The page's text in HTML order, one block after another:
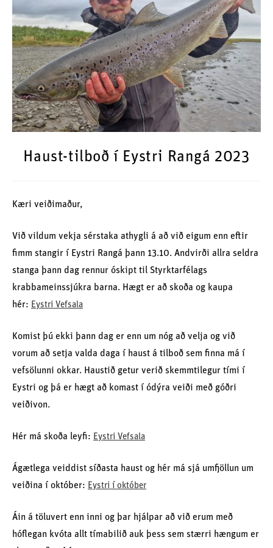
Haust-tilboð í Eystri Rangá 2023
Kæri veiðimaður,
Við vildum vekja sérstaka athygli á að við eigum enn eftir
fimm stangir í Eystri Rangá þann 13.10. Andvirði allra seldra
stanga þann dag rennur óskipt til Styrktarfélags
krabbameinssjúkra barna. Hægt er að skoða og kaupa
hér: Eystri Vefsala
Komist þú ekki þann dag er enn um nóg að velja og við
vorum að setja valda daga í haust á tilboð sem finna má í
vefsölunni okkar. Haustið getur verið skemmtilegur tími í
Eystri og þá er hægt að komast í ódýra veiði með góðri
veiðivon.
Hér má skoða leyfi: Eystri Vefsala
Ágætlega veiddist síðasta haust og hér má sjá umfjöllun um
veiðina í október: Eystri í október
Áin á töluvert enn inni og þar hjálpar að við erum með
hóflegan kvóta allt tímabilið auk þess sem stærri hængum er